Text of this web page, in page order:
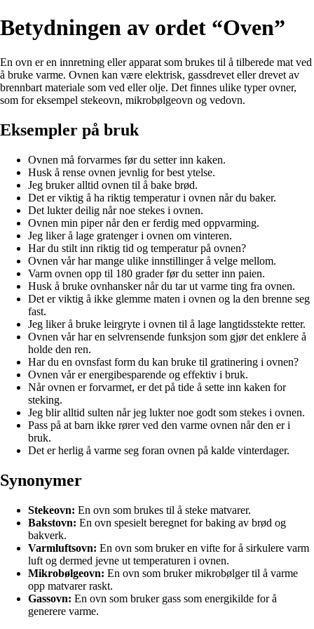
Betydningen av ordet “Oven”
En ovn er en innretning eller apparat som brukes til å tilberede mat ved
å bruke varme. Ovnen kan være elektrisk, gassdrevet eller drevet av
brennbart materiale som ved eller olje. Det finnes ulike typer ovner,
som for eksempel stekeovn, mikrobølgeovn og vedovn.
Eksempler på bruk
Ovnen må forvarmes før du setter inn kaken.
Husk å rense ovnen jevnlig for best ytelse.
Jeg bruker alltid ovnen til å bake brød.
Det er viktig å ha riktig temperatur i ovnen når du baker.
Det lukter deilig når noe stekes i ovnen.
Ovnen min piper når den er ferdig med oppvarming.
Jeg liker å lage gratenger i ovnen om vinteren.
Har du stilt inn riktig tid og temperatur på ovnen?
Ovnen vår har mange ulike innstillinger å velge mellom.
Varm ovnen opp til 180 grader før du setter inn paien.
Husk å bruke ovnhansker når du tar ut varme ting fra ovnen.
Det er viktig å ikke glemme maten i ovnen og la den brenne seg
fast.
Jeg liker å bruke leirgryte i ovnen til å lage langtidsstekte retter.
Ovnen vår har en selvrensende funksjon som gjør det enklere å
holde den ren.
Har du en ovnsfast form du kan bruke til gratinering i ovnen?
Ovnen vår er energibesparende og effektiv i bruk.
Når ovnen er forvarmet, er det på tide å sette inn kaken for
steking.
Jeg blir alltid sulten når jeg lukter noe godt som stekes i ovnen.
Pass på at barn ikke rører ved den varme ovnen når den er i
bruk.
Det er herlig å varme seg foran ovnen på kalde vinterdager.
Synonymer
Stekeovn: En ovn som brukes til å steke matvarer.
Bakstovn: En ovn spesielt beregnet for baking av brød og
bakverk.
Varmluftsovn: En ovn som bruker en vifte for å sirkulere varm
luft og dermed jevne ut temperaturen i ovnen.
Mikrobølgeovn: En ovn som bruker mikrobølger til å varme
opp matvarer raskt.
Gassovn: En ovn som bruker gass som energikilde for å
generere varme.